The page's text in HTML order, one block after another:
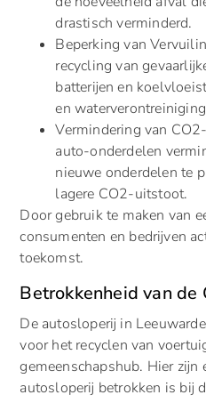
drastisch verminderd.
Beperking van
recycling van
batterijen en
en
Vermindering van
auto-onderdelen
nieuwe onderdelen te
lagere CO2-uitstoot.
Door gebruik te maken van
consumenten en bedrijven
toekomst.
Betrokkenheid van de
De autosloperij in
voor het recyclen van
gemeenschapshub. Hier zijn
autosloperij betrokken is bij